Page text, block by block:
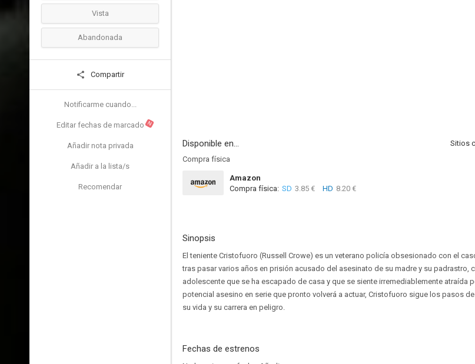
Vista
Abandonada
Compartir
Notificarme cuando...
Editar fechas de marcado N
Añadir nota privada
Añadir a la lista/s
Recomendar
Disponible en...
Sitios
Compra física
Amazon
Compra física: SD 3.85 € HD 8.20 €
Sinopsis
El teniente Cristofuoro (Russell Crowe) es un veterano policía obsesionado con el
tras pasar varios años en prisión acusado del asesinato de su madre y su padrastro,
adolescente que se ha escapado de casa y que se siente irremediablemente atraída
potencial asesino en serie que pronto volverá a actuar, Cristofuoro sigue los pasos
su vida y su carrera en peligro.
Fechas de estrenos